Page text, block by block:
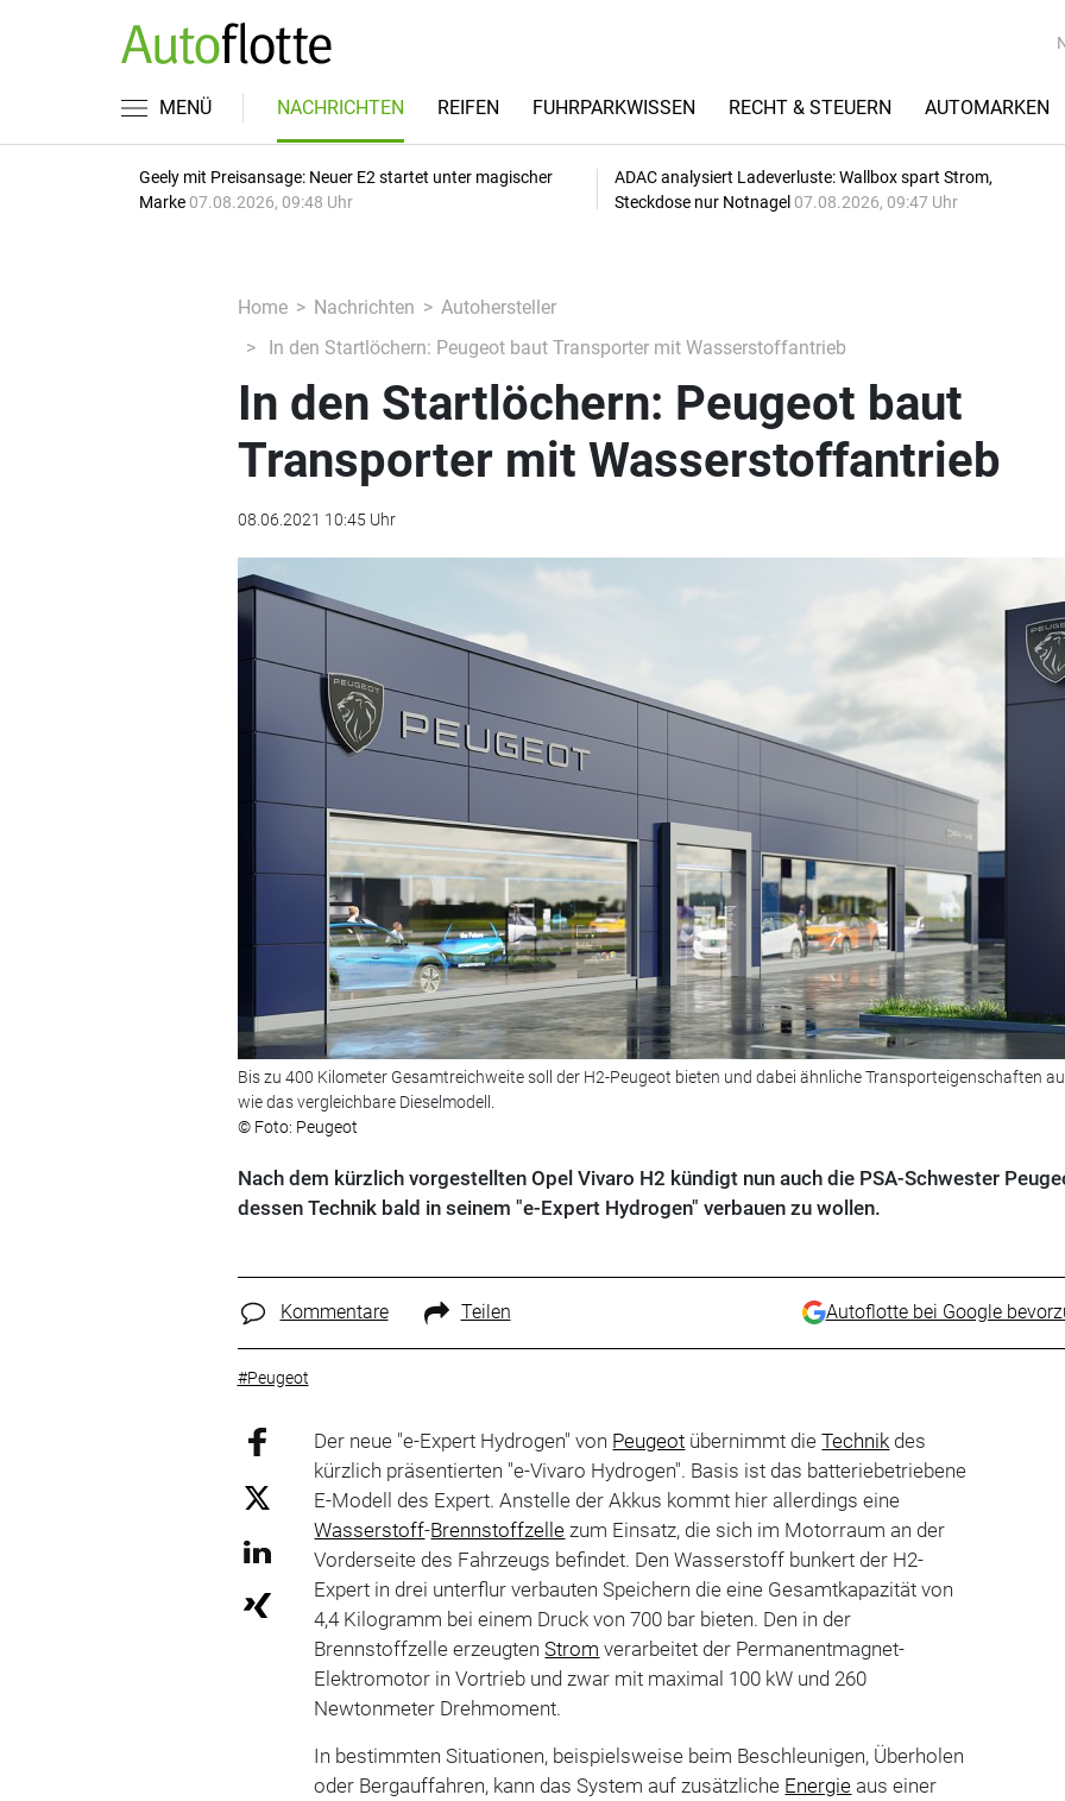
MENÜ NACHRICHTEN REIFEN FUHRPARKWISSEN RECHT & STEUERN AUTOMARKEN
Geely mit Preisansage: Neuer E2 startet unter magischer
Marke 07.08.2026, 09:48 Uhr
ADAC analysiert Ladeverluste: Wallbox spart Strom,
Steckdose nur Notnagel 07.08.2026, 09:47 Uhr
Home Nachrichten
Autohersteller
In den Startlöchern: Peugeot baut Transporter mit Wasserstoffantrieb
In den Startlöchern: Peugeot baut
Transporter mit Wasserstoffantrieb
08.06.2021 10:45 Uhr
Bis zu 400 Kilometer Gesamtreichweite soll der H2-Peugeot bieten und dabei ähnliche Transporteigenschaften
wie das vergleichbare Dieselmodell.
© Foto: Peugeot
Nach dem kürzlich vorgestellten Opel Vivaro H2 kündigt nun auch die PSA-Schwester
dessen Technik bald in seinem "e-Expert Hydrogen" verbauen zu wollen.
Kommentare Teilen Autoflotte bei Google
#Peugeot
Der neue "e-Expert Hydrogen" von Peugeot übernimmt dieTechnik des
kürzlich präsentierten "e-Vivaro Hydrogen". Basis ist das batteriebetriebene
E-Modell des Expert. Anstelle der Akkus kommt hier allerdings eine
Wasserstoff-Brennstoffzelle zum Einsatz, die sich im Motorraum an der
Vorderseite des Fahrzeugs befindet. Den Wasserstoff bunkert der H2-
Expert in drei unterflur verbauten Speichern die eine Gesamtkapazität von
4,4 Kilogramm bei einem Druck von 700 bar bieten. Den in der
Brennstoffzelle erzeugtenStrom verarbeitet der Permanentmagnet-
Elektromotor in Vortrieb und zwar mit maximal 100 kW und 260
Newtonmeter Drehmoment.
In bestimmten Situationen, beispielsweise beim Beschleunigen, Überholen
oder Bergauffahren, kann das System auf zusätzliche Energie aus einer